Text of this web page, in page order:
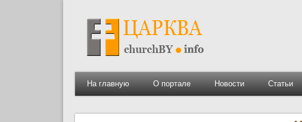
На главную О портале Новости Статьи